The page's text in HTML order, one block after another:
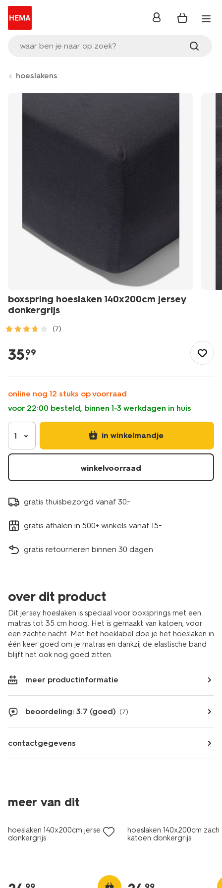
waar ben je naar op zoek?
inloggen
hoeslakens
boxspring hoeslaken 140x200cm jersey
donkergrijs
(7)
slapen/slapen/hoeslaken/boxspring-
hoeslaken-
jersey-
donkergrijs-
5180064.html
35.
99
online nog 12 stuks op voorraad
voor 22:00 besteld, binnen 1-3 werkdagen in huis
1 in winkelmandje
winkelvoorraad
gratis thuisbezorgd vanaf 30.-
gratis afhalen in 500+ winkels vanaf 15.-
gratis retourneren binnen 30 dagen
over dit product
Dit jersey hoeslaken is speciaal voor boxsprings met een
matras tot 35 cm hoog. Het is gemaakt van katoen, voor
een zachte nacht. Met het hoeklabel doe je het hoeslaken in
één keer goed om je matras en dankzij de elastische band
blijft het ook nog goed zitten.
meer productinformatie
beoordeling: 3.7 (goed) (7)
contactgegevens
meer van dit
hoeslaken 140x200cm jersey
donkergrijs
hoeslaken 140x200cm
katoen donkergrijs